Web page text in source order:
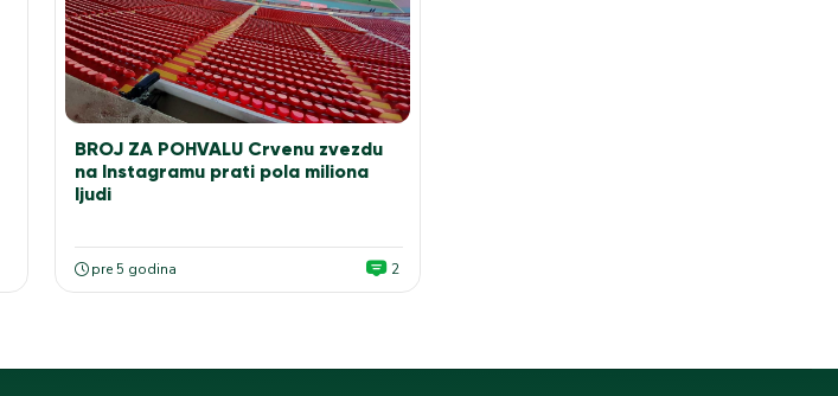
BROJ ZA POHVALU Crvenu zvezdu
na Instagramu prati pola miliona
ljudi
pre 5 godina 2